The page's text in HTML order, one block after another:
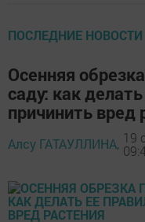
ПОСЛЕДНИЕ НОВОСТИ
Осенняя
саду: как
причинить вред
Алсу ГАТАУЛЛИНА, 19